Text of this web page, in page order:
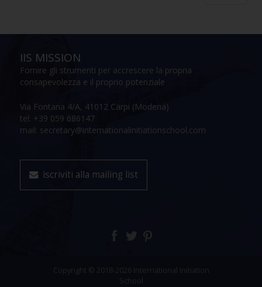
IIS MISSION
Fornire gli strumenti per accrescere la propria
consapevolezza e il proprio potenziale
Via Fontana 4/A, 41012 Carpi (Modena)
tel: +39 059 686147
mail: secretary@internationalinitiationschool.com
iscriviti alla mailing list
Copyright © 2018-2026 International Initiation
School